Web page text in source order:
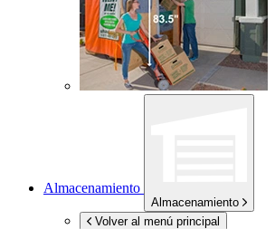
Almacenamiento
Almacenamiento
Volver al menú principal